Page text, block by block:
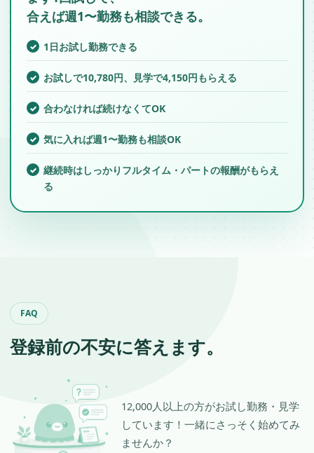
合えば週1〜勤務も相談できる。
1日お試し勤務できる
お試しで10,780円、見学で4,150円もらえる
合わなければ続けなくてOK
気に入れば週1〜勤務も相談OK
継続時はしっかりフルタイム・パートの報酬がもらえ
る
FAQ
登録前の不安に答えます。
12,000人以上の方がお試し勤務・見学
しています！一緒にさっそく始めてみ
ませんか？